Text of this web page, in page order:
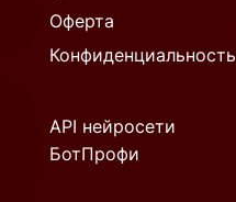
Оферта
Конфиденциальность
API нейросети
БотПрофи